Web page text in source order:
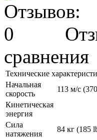
сравнения
Технические
Начальная
скорость
113 м/с
Кинетическая
энергия
Сила
натяжения
84 кг (185